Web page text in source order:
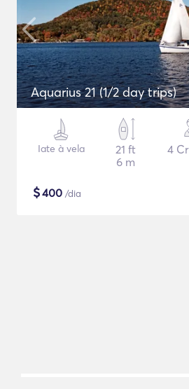
Aquarius 21 (1/2 day trips)
Iate à vela
21 ft
6 m
4
$400 /dia